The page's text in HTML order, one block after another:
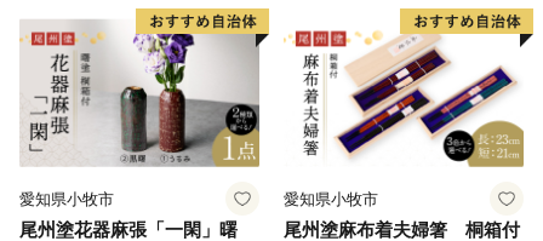
ウイルス効果 お取り寄せ 愛
知県 小牧市 送料無料
抗ウイルス効果 お取り寄せ
愛知県 小牧市 送料無料
愛知県小牧市
尾州塗花器麻張「一閑」曙
愛知県小牧市
尾州塗麻布着夫婦箸 桐箱付